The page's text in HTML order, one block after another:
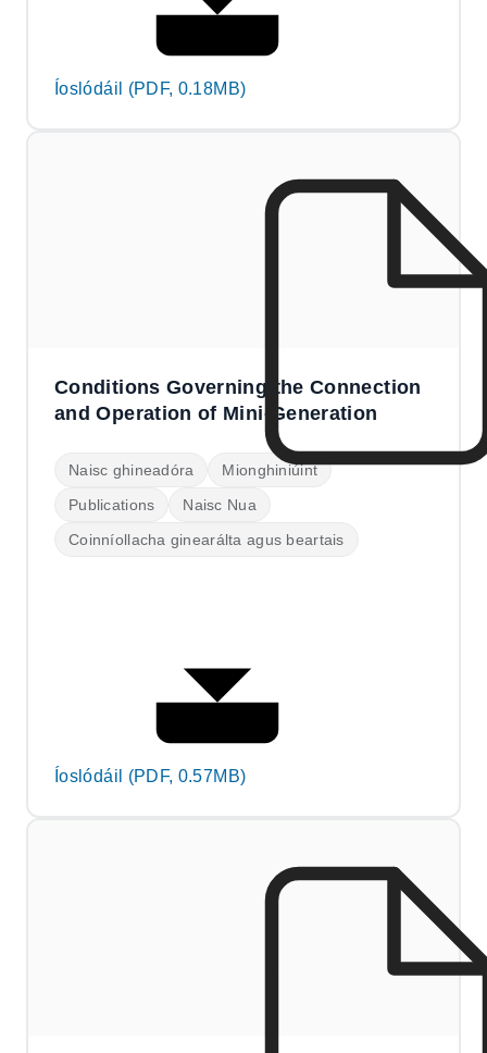
Íoslódáil (PDF, 0.18MB)
Conditions Governing the Connection
and Operation of Mini-Generation
Naisc ghineadóra
Mionghiniúint
Publications
Naisc Nua
Coinníollacha ginearálta agus beartais
Íoslódáil (PDF, 0.57MB)